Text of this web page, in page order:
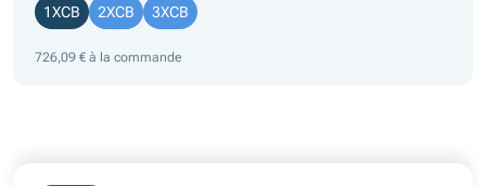
1XCB 2XCB 3XCB
726,09 € à la commande